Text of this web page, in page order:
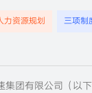
力资源规划 三项制
集团有限公司（以